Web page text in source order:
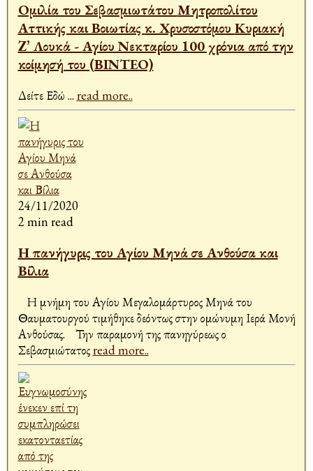
Ομιλία του Σεβασμιωτάτου Μητροπολίτου
Αττικής και Βοιωτίας κ. Χρυσοστόμου Κυριακή
Z’ Λουκά - Αγίου Νεκταρίου 100 χρόνια από την
κοίμησή του (ΒΙΝΤΕΟ)
Δείτε Εδώ ... read more..
24/11/2020
2 min read
Η πανήγυρις του Αγίου Μηνά σε Ανθούσα και
Βίλια
Η μνήμη του Αγίου Μεγαλομάρτυρος Μηνά του
Θαυματουργού τιμήθηκε δεόντως στην ομώνυμη Ιερά Μονή
Ανθούσας. Την παραμονή της πανηγύρεως ο
Σεβασμιώτατοςread more..